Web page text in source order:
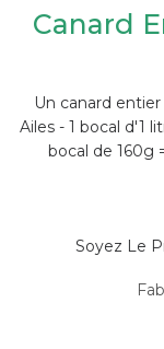
Canard
Un canard
Ailes - 1 bocal d'1
bocal de 160g
Soyez Le